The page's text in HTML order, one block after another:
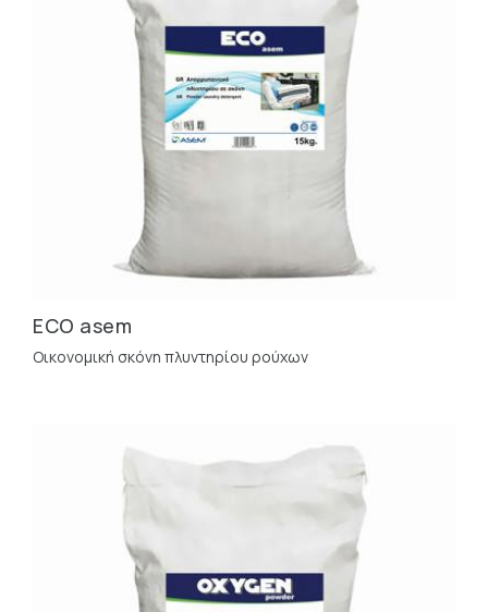
ECO asem
Οικονομική σκόνη πλυντηρίου ρούχων